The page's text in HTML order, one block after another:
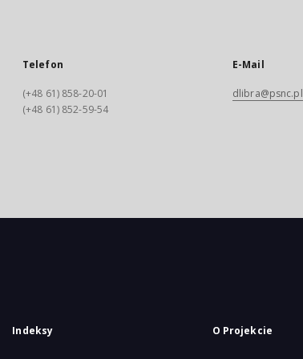
Telefon
(+48 61) 858-20-01
(+48 61) 852-59-54
E-Mail
dlibra@psnc.pl
Indeksy O Projekcie